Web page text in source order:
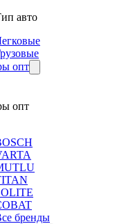
авто
опт
опт
бренды